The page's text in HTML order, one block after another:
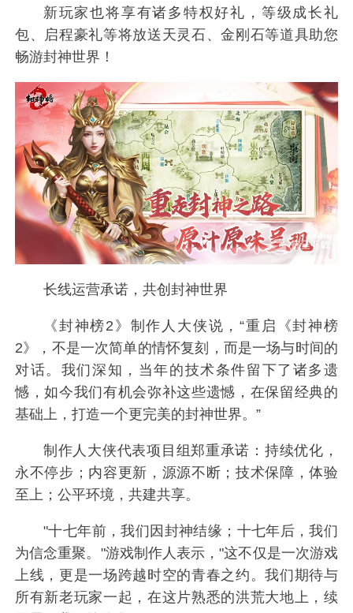
新玩家也将享有诸多特权好礼，等级成长礼
包、启程豪礼等将放送天灵石、金刚石等道具助您
畅游封神世界！
长线运营承诺，共创封神世界
《封神榜2》制作人大侠说，“重启《封神榜
2》，不是一次简单的情怀复刻，而是一场与时间的
对话。我们深知，当年的技术条件留下了诸多遗
憾，如今我们有机会弥补这些遗憾，在保留经典的
基础上，打造一个更完美的封神世界。”
制作人大侠代表项目组郑重承诺：持续优化，
永不停步；内容更新，源源不断；技术保障，体验
至上；公平环境，共建共享。
"十七年前，我们因封神结缘；十七年后，我们
为信念重聚。"游戏制作人表示，"这不仅是一次游戏
上线，更是一场跨越时空的青春之约。我们期待与
所有新老玩家一起，在这片熟悉的洪荒大地上，续